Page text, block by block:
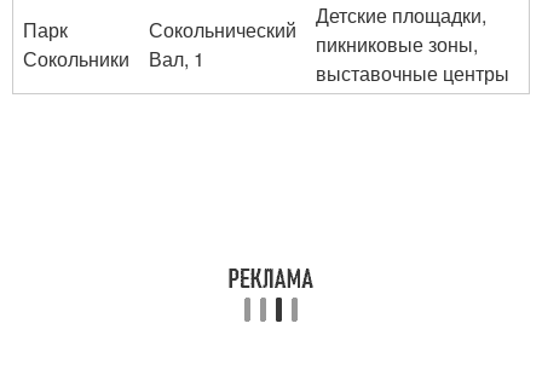
Парк
Сокольники
Сокольнический
Вал, 1
Детские площадки,
пикниковые зоны,
выставочные центры